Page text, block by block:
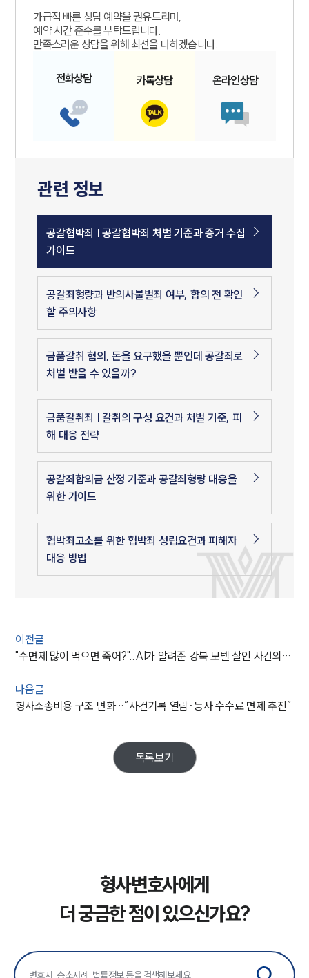
가급적 빠른 상담 예약을 권유드리며,
예약 시간 준수를 부탁드립니다.
만족스러운 상담을 위해 최선을 다하겠습니다.
전화상담 카톡상담 온라인상담
관련 정보
공갈협박죄 | 공갈협박죄 처벌 기준과 증거 수집
가이드
공갈죄형량과 반의사불벌죄 여부, 합의 전 확인
할 주의사항
금품갈취 혐의, 돈을 요구했을 뿐인데 공갈죄로
처벌 받을 수 있을까?
금품갈취죄 | 갈취의 구성 요건과 처벌 기준, 피
해 대응 전략
공갈죄합의금 산정 기준과 공갈죄형량 대응을
위한 가이드
협박죄고소를 위한 협박죄 성립요건과 피해자
대응 방법
이전글
"수면제 많이 먹으면 죽어?"..AI가 알려준 강북 모텔 살인 사건의 전말
다음글
형사소송비용 구조 변화…”사건기록 열람·등사 수수료 면제 추진”
목록보기
형사변호사에게
더 궁금한 점이 있으신가요?